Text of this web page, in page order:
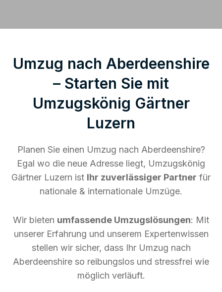
Umzug nach Aberdeenshire
– Starten Sie mit
Umzugskönig Gärtner
Luzern
Planen Sie einen Umzug nach Aberdeenshire?
Egal wo die neue Adresse liegt, Umzugskönig
Gärtner Luzern ist Ihr zuverlässiger Partner für
nationale & internationale Umzüge.
Wir bieten umfassende Umzugslösungen: Mit
unserer Erfahrung und unserem Expertenwissen
stellen wir sicher, dass Ihr Umzug nach
Aberdeenshire so reibungslos und stressfrei wie
möglich verläuft.